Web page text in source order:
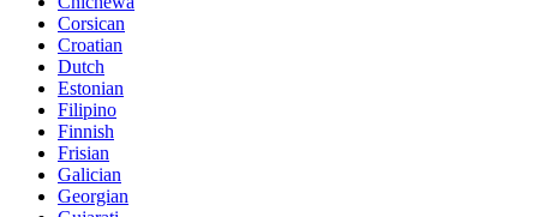
Corsican
Croatian
Dutch
Estonian
Filipino
Finnish
Frisian
Galician
Georgian